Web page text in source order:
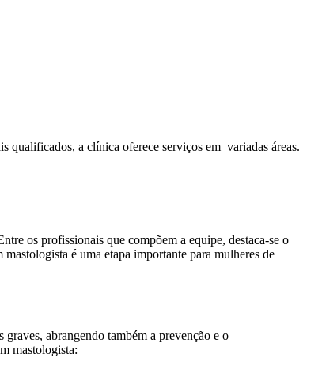
qualificados, a clínica oferece serviços em variadas áreas.
os profissionais que compõem a equipe, destaca-se o
é uma etapa importante para mulheres de
graves, abrangendo também a prevenção e o
mastologista: